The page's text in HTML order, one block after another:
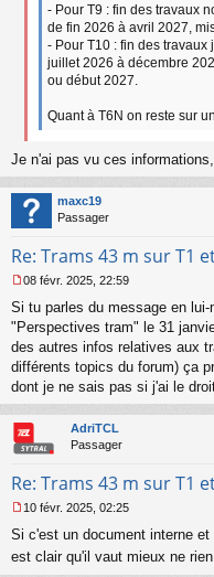
- Pour T9 : fin des travaux
de fin 2026 à avril 2027,
- Pour T10 : fin des
juillet 2026 à décembre
ou début 2027.
Quant à T6N on reste sur
Je n'ai pas vu ces
maxc19
Passager
Re: Trams 43 m sur T1
e
s
s
a
g
e
n
o
n
l
08 févr. 2025, 22:59
Si tu parles du message en
"Perspectives tram" le 31
des autres infos relatives aux
différents topics du forum) ça
dont je ne sais pas si j'ai le
AdriTCL
Passager
Re: Trams 43 m sur T1
e
s
10 févr. 2025, 02:25
Si c'est un document interne et
est clair qu'il vaut mieux ne rien